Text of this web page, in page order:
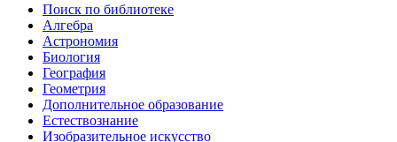
Поиск по библиотеке
Алгебра
Астрономия
Биология
География
Геометрия
Дополнительное образование
Естествознание
Изобразительное искусство